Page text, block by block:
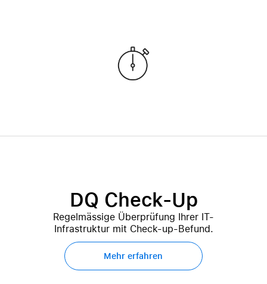
DQ Check-Up
Regelmässige Überprüfung Ihrer IT-
Infrastruktur mit Check-up-Befund.
Mehr erfahren